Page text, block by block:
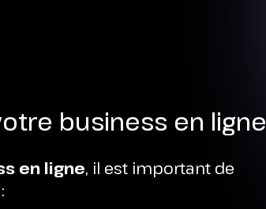
business en ligne
en ligne, il est important de